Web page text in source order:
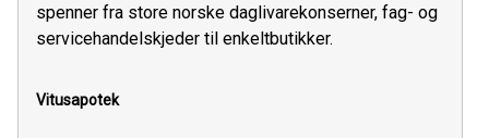
spenner fra store norske daglivarekonserner, fag- og
servicehandelskjeder til enkeltbutikker.
Vitusapotek